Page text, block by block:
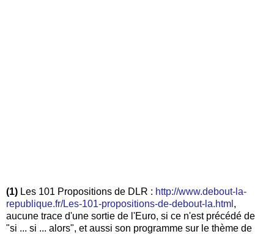
(1) Les 101 Propositions de DLR : http://www.debout-la-
republique.fr/Les-101-propositions-de-debout-la.html ,
aucune trace d'une sortie de l'Euro, si ce n'est précédé de
"si ... si ... alors", et aussi son programme sur le thème de